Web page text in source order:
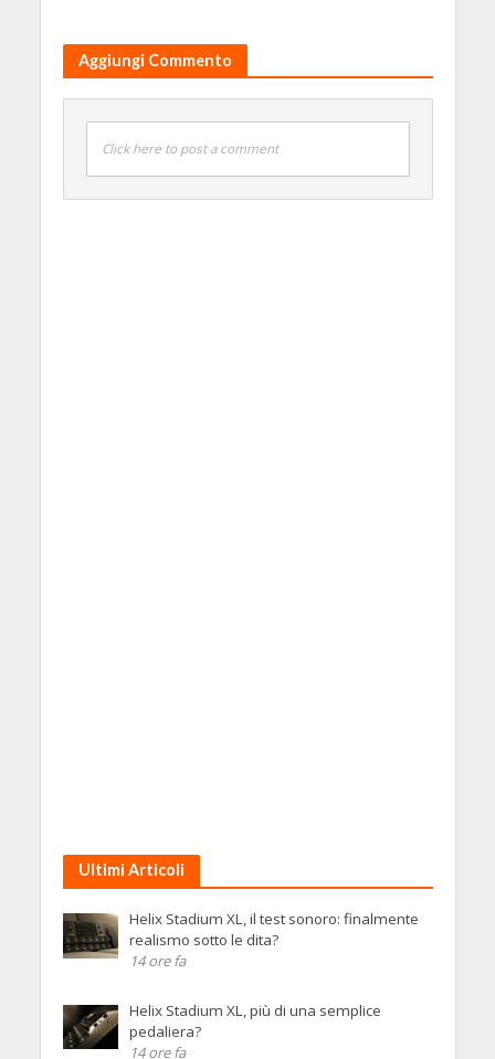
Aggiungi Commento
Click here to post a comment
Ultimi Articoli
Helix Stadium XL, il test sonoro: finalmente
realismo sotto le dita?
14 ore fa
Helix Stadium XL, più di una semplice
pedaliera?
14 ore fa